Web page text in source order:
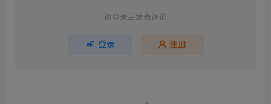
请登录后发表评论
登录 注册